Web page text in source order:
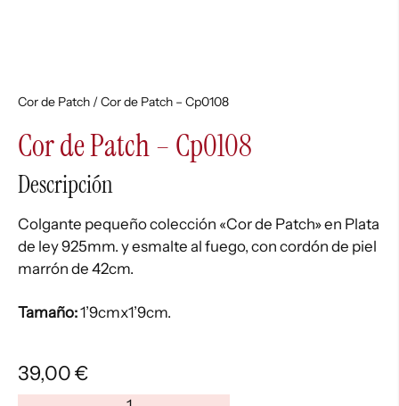
Cor de Patch / Cor de Patch – Cp0108
Cor de Patch – Cp0108
Descripción
Colgante pequeño colección «Cor de Patch» en Plata
de ley 925mm. y esmalte al fuego, con cordón de piel
marrón de 42cm.
Tamaño:1’9cmx1’9cm.
39,00€